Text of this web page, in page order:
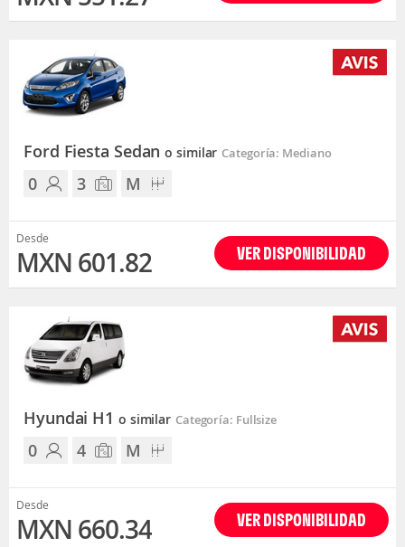
Ford Fiesta Sedano similar Categoría: Mediano
0 3 M
Desde
MXN 601.82 VER DISPONIBILIDAD
Hyundai H1 o similar Categoría: Fullsize
0 4 M
Desde
MXN 660.34 VER DISPONIBILIDAD